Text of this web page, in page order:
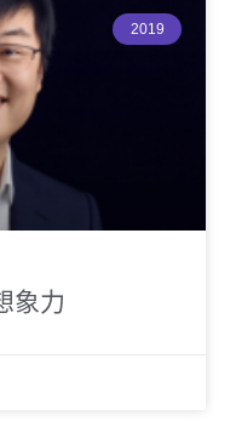
2019
象力